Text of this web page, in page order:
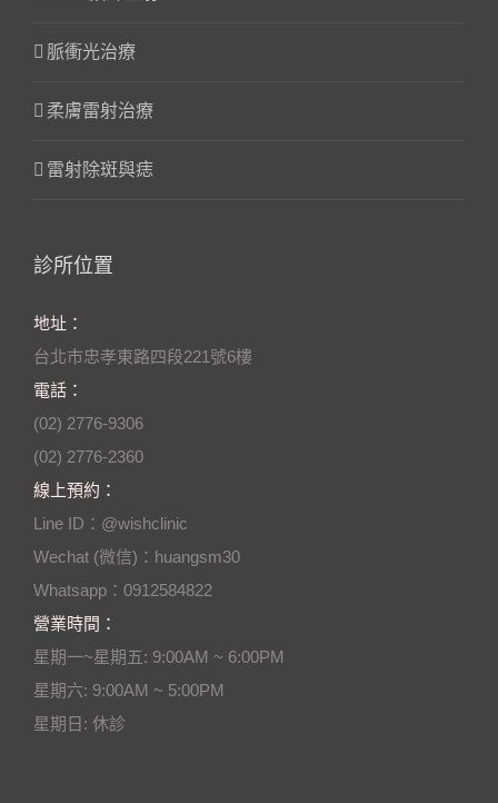
脈衝光治療
柔膚雷射治療
雷射除斑與痣
診所位置
地址：
台北市忠孝東路四段221號6樓
電話：
(02) 2776-9306
(02) 2776-2360
線上預約：
Line ID：@wishclinic
Wechat (微信)：huangsm30
Whatsapp：0912584822
營業時間：
星期一~星期五: 9:00AM ~ 6:00PM
星期六: 9:00AM ~ 5:00PM
星期日: 休診